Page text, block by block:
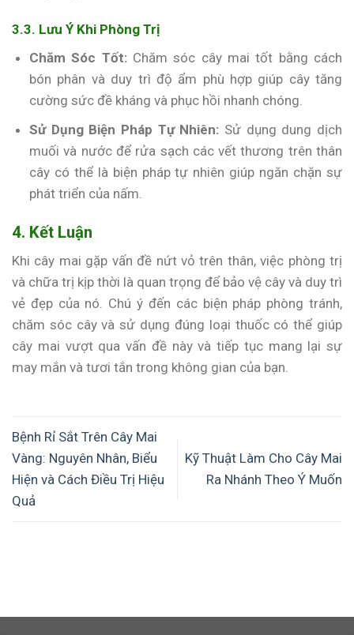
3.3. Lưu Ý Khi Phòng Trị
Chăm Sóc Tốt:Chăm sóc cây mai tốt bằng cách
bón phân và duy trì độ ẩm phù hợp giúp cây tăng
cường sức đề kháng và phục hồi nhanh chóng.
Sử Dụng Biện Pháp Tự Nhiên: Sử dụng dung dịch
muối và nước để rửa sạch các vết thương trên thân
cây có thể là biện pháp tự nhiên giúp ngăn chặn sự
phát triển của nấm.
4. Kết Luận
Khi cây mai gặp vấn đề nứt vỏ trên thân, việc phòng trị
và chữa trị kịp thời là quan trọng để bảo vệ cây và duy trì
vẻ đẹp của nó. Chú ý đến các biện pháp phòng tránh,
chăm sóc cây và sử dụng đúng loại thuốc có thể giúp
cây mai vượt qua vấn đề này và tiếp tục mang lại sự
may mắn và tươi tắn trong không gian của bạn.
Bệnh Rỉ Sắt Trên Cây Mai
Vàng: Nguyên Nhân, Biểu
Hiện và Cách Điều Trị Hiệu
Quả
Kỹ Thuật Làm Cho Cây Mai
Ra Nhánh Theo Ý Muốn